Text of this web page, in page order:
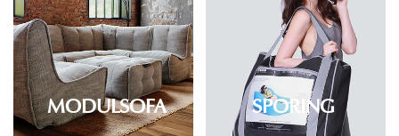
MODULSOFA SPORING